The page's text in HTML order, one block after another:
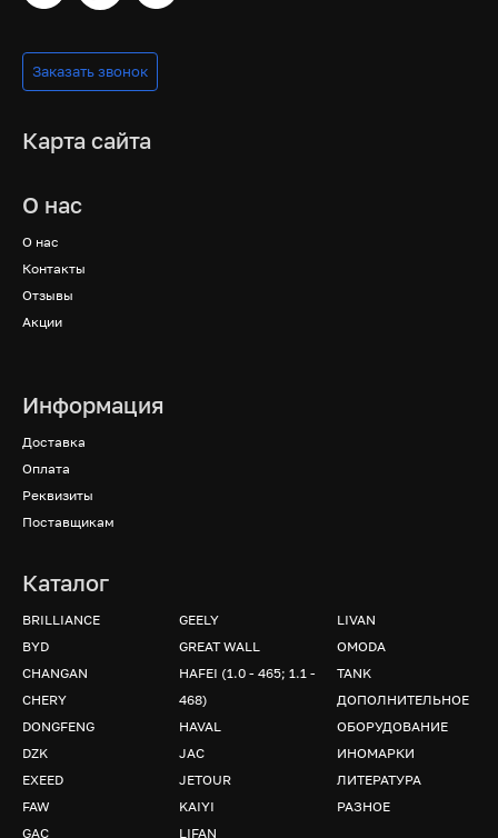
Заказать звонок
Карта сайта
О нас
О нас
Контакты
Отзывы
Акции
Информация
Доставка
Оплата
Реквизиты
Поставщикам
Каталог
BRILLIANCE
BYD
CHANGAN
CHERY
DONGFENG
DZK
EXEED
FAW
GAC
GEELY
GREAT WALL
HAFEI (1.0 - 465; 1.1 -
468)
HAVAL
JAC
JETOUR
KAIYI
LIFAN
LIVAN
OMODA
TANK
ДОПОЛНИТЕЛЬНОЕ
ОБОРУДОВАНИЕ
ИНОМАРКИ
ЛИТЕРАТУРА
РАЗНОЕ